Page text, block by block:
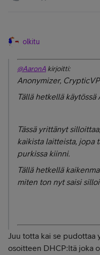
olkitu
@AaronA kirjoitti:
Anonymizer,
Tällä hetkellä käytössä
Tässä yrittänyt
kaikista laitteista, jopa
purkissa kiinni.
Tällä hetkellä
miten ton nyt saisi
Juu totta kai se pudottaa
osoitteen DHCP:ltä joka